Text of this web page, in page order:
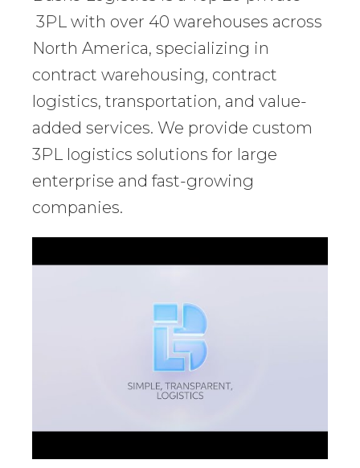
3PL with over 40 warehouses across
North America, specializing in
contract warehousing, contract
logistics, transportation, and value-
added services. We provide custom
3PL logistics solutions for large
enterprise and fast-growing
companies.